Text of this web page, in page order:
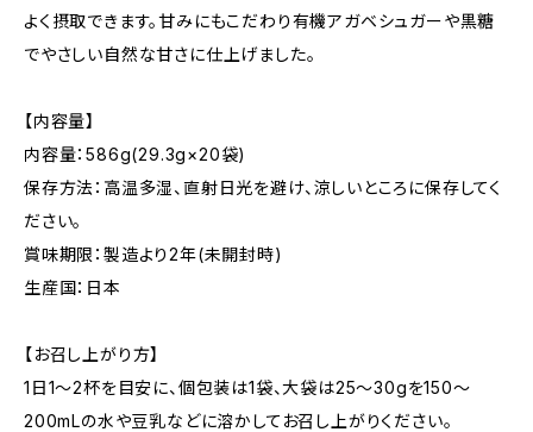
よく摂取できます。甘みにもこだわり有機アガベシュガーや黒糖
でやさしい自然な甘さに仕上げました。
【内容量】
内容量：586g(29.3g×20袋)
保存方法：高温多湿、直射日光を避け、涼しいところに保存してく
ださい。
賞味期限：製造より2年(未開封時)
生産国：日本
【お召し上がり方】
1日1〜2杯を目安に、個包装は1袋、大袋は25〜30gを150〜
200mLの水や豆乳などに溶かしてお召し上がりください。